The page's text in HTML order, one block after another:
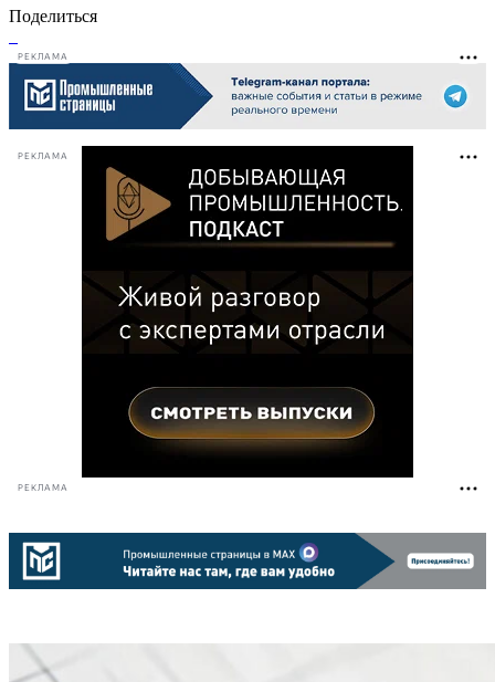
Поделиться
РЕКЛАМА
РЕКЛАМА
РЕКЛАМА